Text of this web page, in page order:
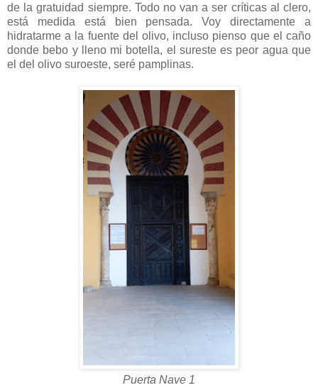
de la gratuidad siempre. Todo no van a ser críticas al clero,
está medida está bien pensada. Voy directamente a
hidratarme a la fuente del olivo, incluso pienso que el caño
donde bebo y lleno mi botella, el sureste es peor agua que
el del olivo suroeste, seré pamplinas.
Puerta Nave 1